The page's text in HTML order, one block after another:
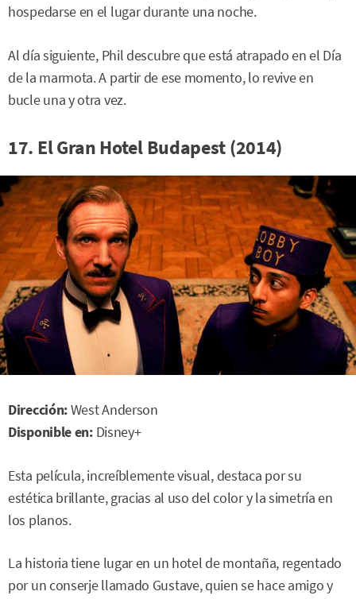
hospedarse en el lugar durante una noche.
Al día siguiente, Phil descubre que está atrapado en el Día
de la marmota. A partir de ese momento, lo revive en
bucle una y otra vez.
17. El Gran Hotel Budapest (2014)
Dirección:West Anderson
Disponible en:Disney+
Esta película, increíblemente visual, destaca por su
estética brillante, gracias al uso del color y la simetría en
los planos.
La historia tiene lugar en un hotel de montaña, regentado
por un conserje llamado Gustave, quien se hace amigo y